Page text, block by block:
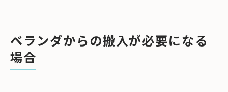
ベランダ搬入に必要な条件
ベランダの構造と強度
ベランダからの搬入が必要になる
場合